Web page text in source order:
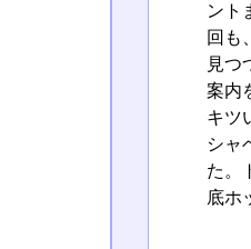
ント
回も
見つ
案内
キツ
シャ
た。
底ホ